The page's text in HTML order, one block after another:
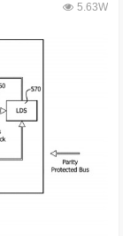
5.63W